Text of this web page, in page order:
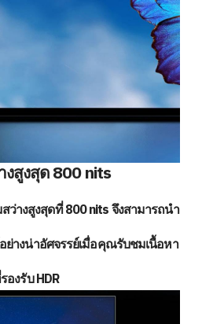
สูงสุด 800 nits
ว่างสูงสุดที่ 800 nits จึงสามารถนำ
างน่าอัศจรรย์เมื่อคุณรับชมเนื้อหา
องรับ HDR